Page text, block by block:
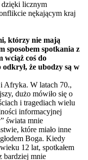
dzięki licznym
nękającym kraj
którzy nie mają
sposobem spotkania z
wciąż coś do
że ubodzy są w
Afryka. W latach 70.,
dużo mówiło się o
i tragediach wielu
informacyjnej
świata mnie
które miało inne
Boga. Kiedy
12 lat, spotkałem
bardziej mnie